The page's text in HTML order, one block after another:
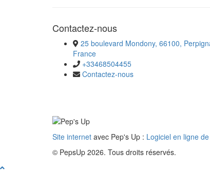
Contactez-nous
25 boulevard Mondony, 66100,
France
+33468504455
Contactez-nous
Site internet avec Pep's Up : Logiciel en ligne
© PepsUp 2026. Tous droits réservés.